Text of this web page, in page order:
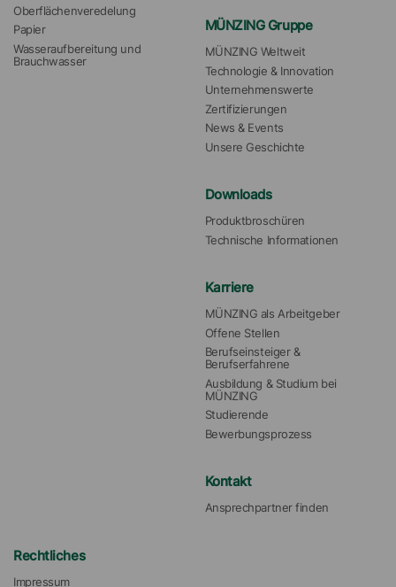
Oberflächenveredelung
Papier
Wasseraufbereitung und
Brauchwasser
MÜNZING Gruppe
MÜNZING Weltweit
Technologie & Innovation
Unternehmenswerte
Zertifizierungen
News & Events
Unsere Geschichte
Downloads
Produktbroschüren
Technische Informationen
Karriere
MÜNZING als Arbeitgeber
Offene Stellen
Berufseinsteiger &
Berufserfahrene
Ausbildung & Studium bei
MÜNZING
Studierende
Bewerbungsprozess
Kontakt
Ansprechpartner finden
Rechtliches
Impressum